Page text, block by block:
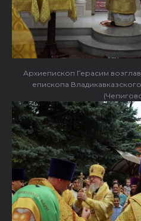
Архиепископ Герасим
епископа